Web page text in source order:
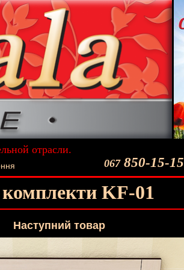
отрасли.
La Scala!
067850-15-15
комплекти KF-01
Наступний товар